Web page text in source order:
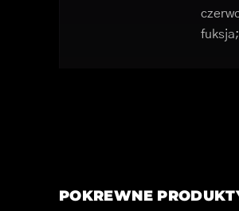
fuksja;
POKREWNE